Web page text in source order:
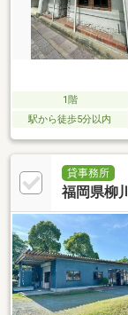
1階
駅から徒歩5分以内
貸事務所
福岡県柳